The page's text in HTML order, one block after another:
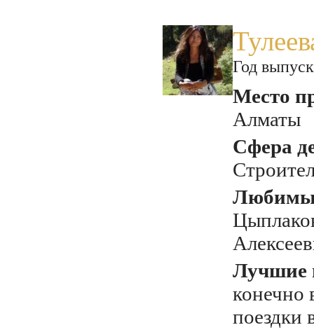
Год
Место
Алматы
Сфера
Лучшие
конечно
поездки